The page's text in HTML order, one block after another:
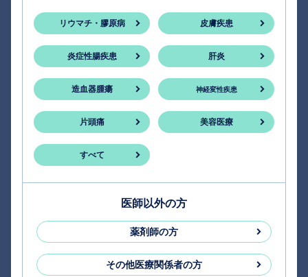
リウマチ・膠原病 皮膚疾患
炎症性腸疾患 肝炎
造血器腫瘍 神経変性疾患
片頭痛 美容医療
すべて
医師以外の方
薬剤師の方
その他医療関係者の方